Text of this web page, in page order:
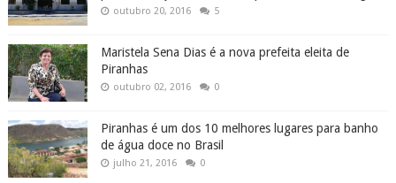
outubro 20, 2016 5
Maristela Sena Dias é a nova prefeita eleita de
Piranhas
outubro 02, 2016 0
Piranhas é um dos 10 melhores lugares para banho
de água doce no Brasil
julho 21, 2016 0